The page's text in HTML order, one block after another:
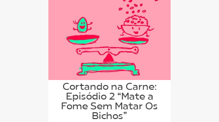
Cortando na Carne:
Episódio 2 “Mate a
Fome Sem Matar Os
Bichos”